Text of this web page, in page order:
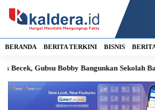
BERANDA BERITA TERKINI BISNIS
Gubsu Bobby Bangunkan Sekolah